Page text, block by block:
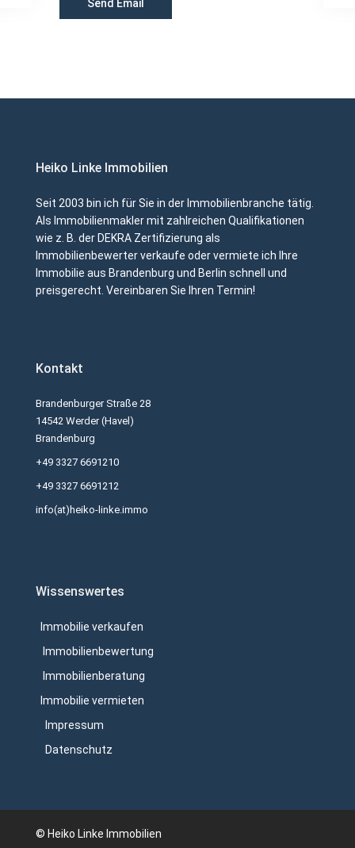
Heiko Linke Immobilien
Seit 2003 bin ich für Sie in der Immobilienbranche tätig.
Als Immobilienmakler mit zahlreichen Qualifikationen
wie z. B. der DEKRA Zertifizierung als
Immobilienbewerter verkaufe oder vermiete ich Ihre
Immobilie aus Brandenburg und Berlin schnell und
preisgerecht. Vereinbaren Sie Ihren Termin!
Kontakt
Brandenburger Straße 28
14542 Werder (Havel)
Brandenburg
+49 3327 6691210
+49 3327 6691212
info(at)heiko-linke.immo
Wissenswertes
Immobilie verkaufen
Immobilienbewertung
Immobilienberatung
Immobilie vermieten
Impressum
Datenschutz
© Heiko Linke Immobilien